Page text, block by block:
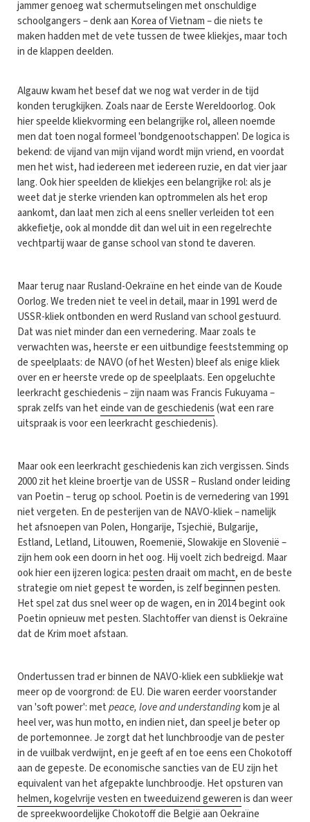
jammer genoeg wat schermutselingen met onschuldige
schoolgangers – denk aan Korea of Vietnam– die niets te
maken hadden met de vete tussen de twee kliekjes, maar toch
in de klappen deelden.
Algauw kwam het besef dat we nog wat verder in de tijd
konden terugkijken. Zoals naar de Eerste Wereldoorlog. Ook
hier speelde kliekvorming een belangrijke rol, alleen noemde
men dat toen nogal formeel 'bondgenootschappen'. De logica is
bekend: de vijand van mijn vijand wordt mijn vriend, en voordat
men het wist, had iedereen met iedereen ruzie, en dat vier jaar
lang. Ook hier speelden de kliekjes een belangrijke rol: als je
weet dat je sterke vrienden kan optrommelen als het erop
aankomt, dan laat men zich al eens sneller verleiden tot een
akkefietje, ook al mondde dit dan wel uit in een regelrechte
vechtpartij waar de ganse school van stond te daveren.
Maar terug naar Rusland-Oekraïne en het einde van de Koude
Oorlog. We treden niet te veel in detail, maar in 1991 werd de
USSR-kliek ontbonden en werd Rusland van school gestuurd.
Dat was niet minder dan een vernedering. Maar zoals te
verwachten was, heerste er een uitbundige feeststemming op
de speelplaats: de NAVO (of het Westen) bleef als enige kliek
over en er heerste vrede op de speelplaats. Een opgeluchte
leerkracht geschiedenis – zijn naam was Francis Fukuyama –
sprak zelfs van heteinde van de geschiedenis(wat een rare
uitspraak is voor een leerkracht geschiedenis).
Maar ook een leerkracht geschiedenis kan zich vergissen. Sinds
2000 zit het kleine broertje van de USSR – Rusland onder leiding
van Poetin – terug op school. Poetin is de vernedering van 1991
niet vergeten. En de pesterijen van de NAVO-kliek – namelijk
het afsnoepen van Polen, Hongarije, Tsjechië, Bulgarije,
Estland, Letland, Litouwen, Roemenië, Slowakije en Slovenië –
zijn hem ook een doorn in het oog. Hij voelt zich bedreigd. Maar
ook hier een ijzeren logica:pestendraait ommacht, en de beste
strategie om niet gepest te worden, is zelf beginnen pesten.
Het spel zat dus snel weer op de wagen, en in 2014 begint ook
Poetin opnieuw met pesten. Slachtoffer van dienst is Oekraïne
dat de Krim moet afstaan.
Ondertussen trad er binnen de NAVO-kliek een subkliekje wat
meer op de voorgrond: de EU. Die waren eerder voorstander
van 'soft power': metpeace, love and understandingkom je al
heel ver, was hun motto, en indien niet, dan speel je beter op
de portemonnee. Je zorgt dat het lunchbroodje van de pester
in de vuilbak verdwijnt, en je geeft af en toe eens een Chokotoff
aan de gepeste. De economische sancties van de EU zijn het
equivalent van het afgepakte lunchbroodje. Het opsturen van
helmen, kogelvrije vesten en tweeduizend gewerenis dan weer
de spreekwoordelijke Chokotoff die België aan Oekraïne